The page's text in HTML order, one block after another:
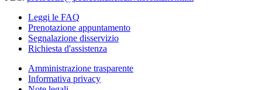
Leggi le FAQ
Prenotazione appuntamento
Segnalazione disservizio
Richiesta d'assistenza
Amministrazione trasparente
Informativa privacy